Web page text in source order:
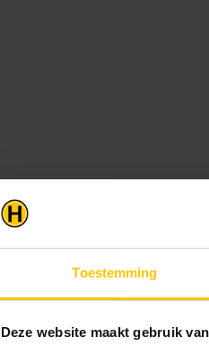
Toestemming
Deze website maakt gebruik